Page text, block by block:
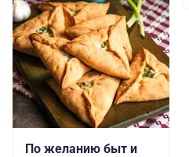
По желанию быт и